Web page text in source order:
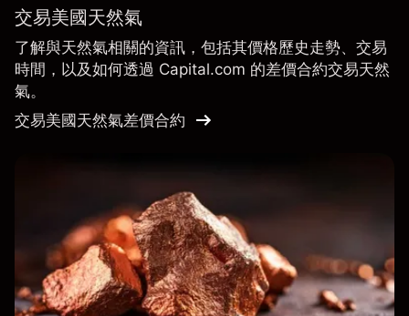
交易美國天然氣
了解與天然氣相關的資訊，包括其價格歷史走勢、交易
時間，以及如何透過 Capital.com 的差價合約交易天然
氣。
交易美國天然氣差價合約